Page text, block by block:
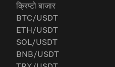
क्रिप्टो बाजार
BTC/USDT
ETH/USDT
SOL/USDT
BNB/USDT